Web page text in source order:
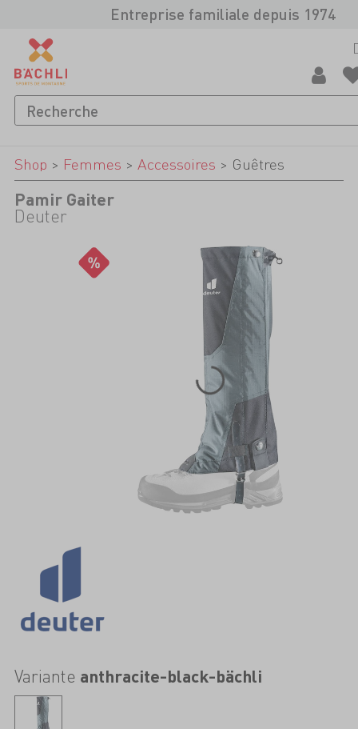
Entreprise familiale depuis 1974
Shop > Femmes > Accessoires > Guêtres
Pamir Gaiter
Deuter
Variante anthracite-black-bächli